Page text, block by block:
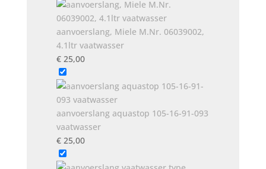
aanvoerslang, Miele M.Nr. 06039002,
4.1ltr vaatwasser
€25,00
aanvoerslang aquastop 105-16-91-093
vaatwasser
€25,00